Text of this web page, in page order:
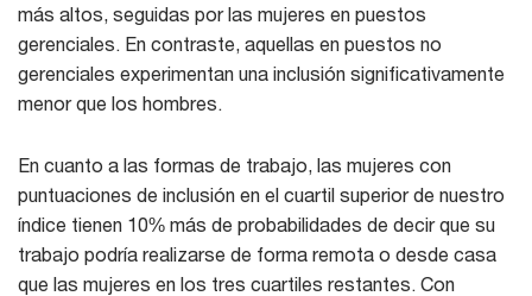
más altos, seguidas por las mujeres en puestos
gerenciales. En contraste, aquellas en puestos no
gerenciales experimentan una inclusión significativamente
menor que los hombres.
En cuanto a las formas de trabajo, las mujeres con
puntuaciones de inclusión en el cuartil superior de nuestro
índice tienen 10% más de probabilidades de decir que su
trabajo podría realizarse de forma remota o desde casa
que las mujeres en los tres cuartiles restantes. Con